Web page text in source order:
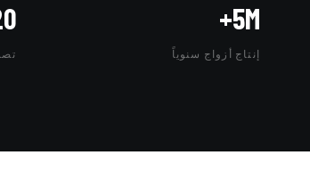
5M+
إنتاج أزواج سنوياً